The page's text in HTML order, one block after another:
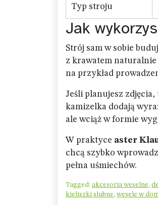
Typ stroju
Jak
Strój sam w sobie
z krawatem
na przykład
Jeśli planujesz
kamizelka dodają
ale wciąż w formie
W praktyce aster
chcą szybko
pełna uśmiechów.
Tagged: akcesoria weselne,
kieliszki slubne, wesele w